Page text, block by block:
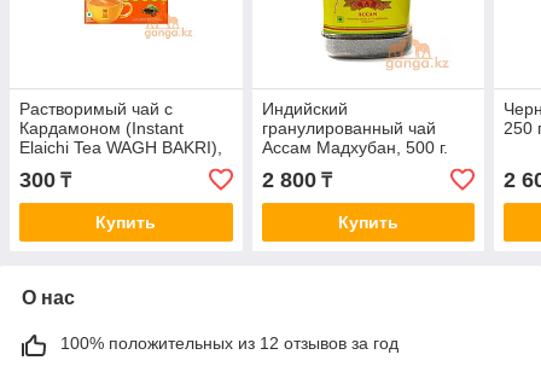
Растворимый чай с
Кардамоном (Instant
Elaichi Tea WAGH BAKRI),
300 ₸
Купить
Индийский
гранулированный чай
Ассам Мадхубан, 500 г.
2 800₸
Купить
250
2
О нас
100% положительных из 12 отзывов за год